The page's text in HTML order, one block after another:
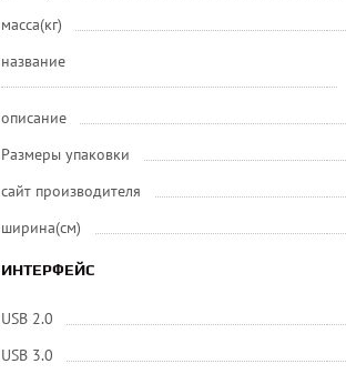
масса(кг)
название
описание
Размеры упаковки
сайт производителя
ширина(см)
ИНТЕРФЕЙС
USB 2.0
USB 3.0